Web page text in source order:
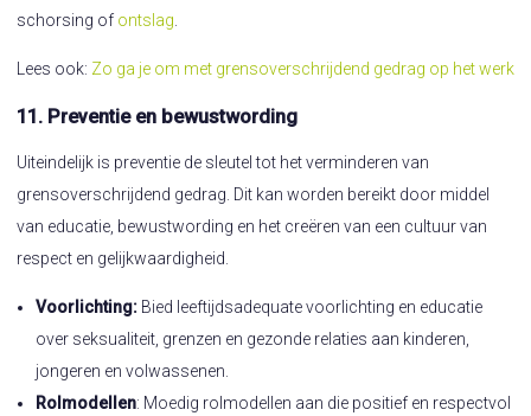
schorsing of ontslag.
Lees ook: Zo ga je om met grensoverschrijdend gedrag op het werk
11. Preventie en bewustwording
Uiteindelijk is preventie de sleutel tot het verminderen van
grensoverschrijdend gedrag. Dit kan worden bereikt door middel
van educatie, bewustwording en het creëren van een cultuur van
respect en gelijkwaardigheid.
Voorlichting: Bied leeftijdsadequate voorlichting en educatie
over seksualiteit, grenzen en gezonde relaties aan kinderen,
jongeren en volwassenen.
Rolmodellen: Moedig rolmodellen aan die positief en respectvol